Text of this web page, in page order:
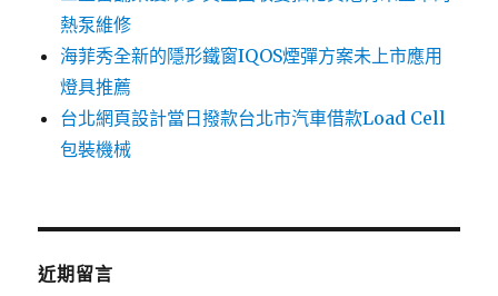
熱泵維修
海菲秀全新的隱形鐵窗IQOS煙彈方案未上市應用
燈具推薦
台北網頁設計當日撥款台北市汽車借款Load Cell
包裝機械
近期留言